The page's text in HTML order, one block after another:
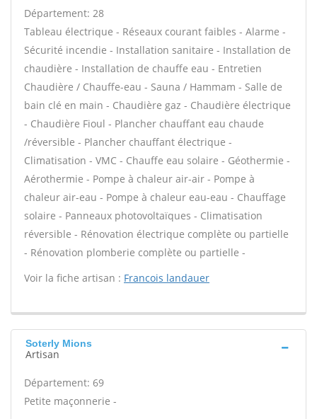
Département: 28
Tableau électrique - Réseaux courant faibles - Alarme -
Sécurité incendie - Installation sanitaire - Installation de
chaudière - Installation de chauffe eau - Entretien
Chaudière / Chauffe-eau - Sauna / Hammam - Salle de
bain clé en main - Chaudière gaz - Chaudière électrique
- Chaudière Fioul - Plancher chauffant eau chaude
/réversible - Plancher chauffant électrique -
Climatisation - VMC - Chauffe eau solaire - Géothermie -
Aérothermie - Pompe à chaleur air-air - Pompe à
chaleur air-eau - Pompe à chaleur eau-eau - Chauffage
solaire - Panneaux photovoltaïques - Climatisation
réversible - Rénovation électrique complète ou partielle
- Rénovation plomberie complète ou partielle -
Voir la fiche artisan : Francois landauer
Soterly Mions
Artisan
Département: 69
Petite maçonnerie -